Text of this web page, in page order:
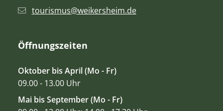
tourismus@weikersheim.de
Öffnungszeiten
Oktober bis April (Mo - Fr)
09.00 - 13.00 Uhr
Mai bis September (Mo - Fr)